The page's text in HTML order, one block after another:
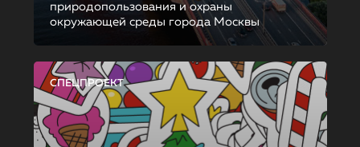
природопользования и охраны
окружающей среды города Москвы
СПЕЦПРОЕКТ